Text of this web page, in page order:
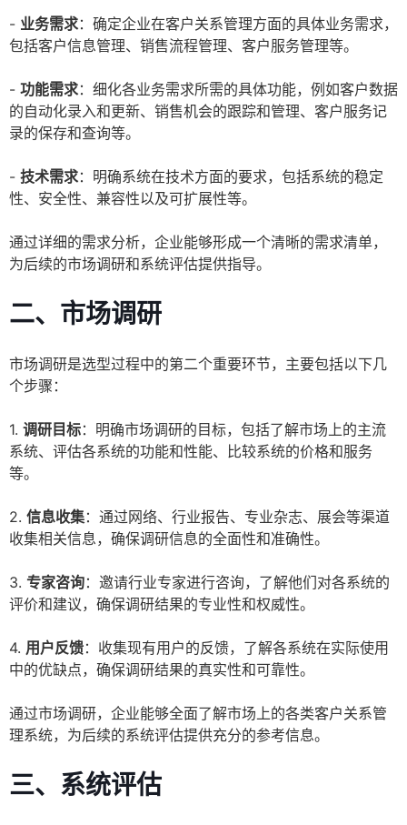
- 业务需求：确定企业在客户关系管理方面的具体业务需求，
包括客户信息管理、销售流程管理、客户服务管理等。
- 功能需求：细化各业务需求所需的具体功能，例如客户数据
的自动化录入和更新、销售机会的跟踪和管理、客户服务记
录的保存和查询等。
- 技术需求：明确系统在技术方面的要求，包括系统的稳定
性、安全性、兼容性以及可扩展性等。
通过详细的需求分析，企业能够形成一个清晰的需求清单，
为后续的市场调研和系统评估提供指导。
二、市场调研
市场调研是选型过程中的第二个重要环节，主要包括以下几
个步骤：
1. 调研目标：明确市场调研的目标，包括了解市场上的主流
系统、评估各系统的功能和性能、比较系统的价格和服务
等。
2. 信息收集：通过网络、行业报告、专业杂志、展会等渠道
收集相关信息，确保调研信息的全面性和准确性。
3. 专家咨询：邀请行业专家进行咨询，了解他们对各系统的
评价和建议，确保调研结果的专业性和权威性。
4. 用户反馈：收集现有用户的反馈，了解各系统在实际使用
中的优缺点，确保调研结果的真实性和可靠性。
通过市场调研，企业能够全面了解市场上的各类客户关系管
理系统，为后续的系统评估提供充分的参考信息。
三、系统评估